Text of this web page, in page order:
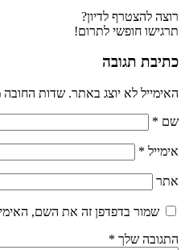
רוצה להצטרף לדיון?
תרגישו חופשי לתרום!
כתיבת תגובה
האימייל לא יוצג באתר. שדות החובה
שם *
אימייל *
אתר
שמור בדפדפן זה את השם,
התגובה שלך *